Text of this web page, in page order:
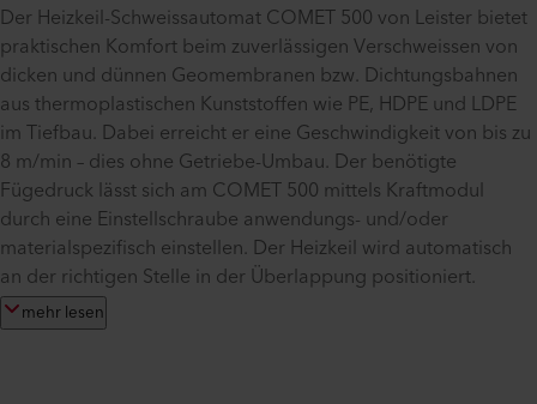
Der Heizkeil-Schweissautomat COMET 500 von Leister bietet
praktischen Komfort beim zuverlässigen Verschweissen von
dicken und dünnen Geomembranen bzw. Dichtungsbahnen
aus thermoplastischen Kunststoffen wie PE, HDPE und LDPE
im Tiefbau. Dabei erreicht er eine Geschwindigkeit von bis zu
8 m/min – dies ohne Getriebe-Umbau. Der benötigte
Fügedruck lässt sich am COMET 500 mittels Kraftmodul
durch eine Einstellschraube anwendungs- und/oder
materialspezifisch einstellen. Der Heizkeil wird automatisch
an der richtigen Stelle in der Überlappung positioniert.
mehr lesen